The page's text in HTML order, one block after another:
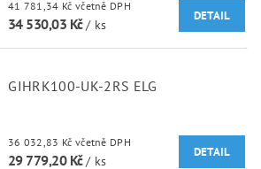
41 781,34 Kč včetně DPH
34 530,03 Kč/ ks
DETAIL
GIHRK100-UK-2RS ELG
36 032,83 Kč včetně DPH
29 779,20 Kč/ ks
DETAIL